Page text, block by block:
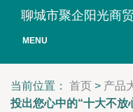
聊城市聚企阳光商
MENU
当前位置： 首页 > 产品
投出您心中的“十大不放